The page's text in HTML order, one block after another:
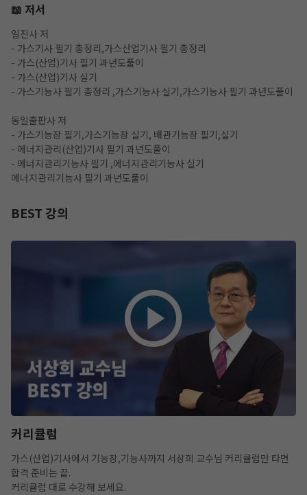
시 수강일 3일 자동 연장!
📖 저서
일진사 저
- 가스기사 필기 총정리,가스산업기사 필기 총정리
- 가스(산업)기사 필기 과년도풀이
- 가스(산업)기사 실기
- 가스기능사 필기 총정리 ,가스기능사 실기,가스기능사 필기 과년도풀이
동일출판사 저
- 가스기능장 필기,가스기능장 실기, 배관기능장 필기,실기
- 에너지관리(산업)기사 필기 과년도풀이
- 에너지관리기능사 필기 ,에너지관리기능사 실기
에너지관리기능사 필기 과년도풀이
BEST 강의
커리큘럼
가스(산업)기사에서 기능장,기능사까지 서상희 교수님 커리큘럼만 타면
합격 준비는 끝.
커리큘럼 대로 수강해 보세요.